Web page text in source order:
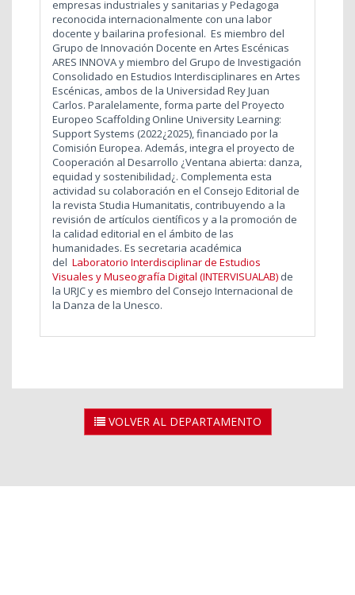
empresas industriales y sanitarias y Pedagoga
reconocida internacionalmente con una labor
docente y bailarina profesional. Es miembro del
Grupo de Innovación Docente en Artes Escénicas
ARES INNOVA y miembro del Grupo de Investigación
Consolidado en Estudios Interdisciplinares en Artes
Escénicas, ambos de la Universidad Rey Juan
Carlos. Paralelamente, forma parte del Proyecto
Europeo Scaffolding Online University Learning:
Support Systems (2022¿2025), financiado por la
Comisión Europea. Además, integra el proyecto de
Cooperación al Desarrollo ¿Ventana abierta: danza,
equidad y sostenibilidad¿. Complementa esta
actividad su colaboración en el Consejo Editorial de
la revista Studia Humanitatis, contribuyendo a la
revisión de artículos científicos y a la promoción de
la calidad editorial en el ámbito de las
humanidades. Es secretaria académica
del Laboratorio Interdisciplinar de Estudios
Visuales y Museografía Digital (INTERVISUALAB) de
la URJC y es miembro del Consejo Internacional de
la Danza de la Unesco.
VOLVER AL DEPARTAMENTO